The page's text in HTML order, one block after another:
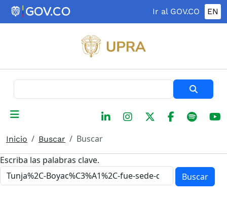
Pasar al contenido principal
Ir al GOV.CO EN
Inicio Buscar
Buscar
Escriba las palabras clave.
Buscar